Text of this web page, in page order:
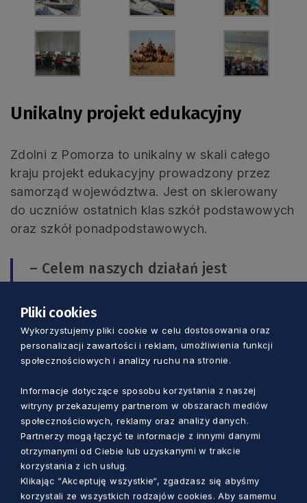
Unikalny projekt edukacyjny
Zdolni z Pomorza to unikalny w skali całego
kraju projekt edukacyjny prowadzony przez
samorząd województwa. Jest on skierowany
do uczniów ostatnich klas szkół podstawowych
oraz szkół ponadpodstawowych.
– Celem naszych działań jest
uczniom pomorskich szkół
kompleksowego wsparcia w
odkrywaniu i rozwoju ich potencjału –
Program jest współfinansowany ze środków
unijnych. Zdolni z Pomorza to 26 projektów
realizowanych w partnerstwie z 19 powiatami i 7
uczelniami. Łączna wartość wszystkich
projektów to prawie 36 mln zł.
Pliki cookies
Wykorzystujemy pliki cookie w celu dostosowania oraz
personalizacji zawartości i reklam, umożliwienia funkcji
społecznościowych i analizy ruchu na stronie.
Informacje dotyczące sposobu korzystania z naszej
witryny przekazujemy partnerom w obszarach mediów
społecznościowych, reklamy oraz analizy danych.
Partnerzy mogą łączyć te informacje z innymi danymi
otrzymanymi od Ciebie lub uzyskanymi w trakcie
korzystania z ich usług.
Klikając “Akceptuję wszystkie“, zgadzasz się abyśmy
korzystali ze wszystkich rodzajów cookies. Aby samemu